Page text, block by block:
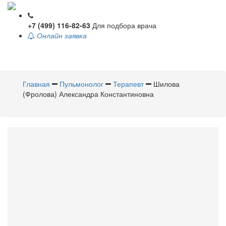
+7 (499) 116-82-63 Для подбора врача
Онлайн заявка
Главная
Пульмонолог Терапевт
Шилова
(Фролова) Александра Константиновна